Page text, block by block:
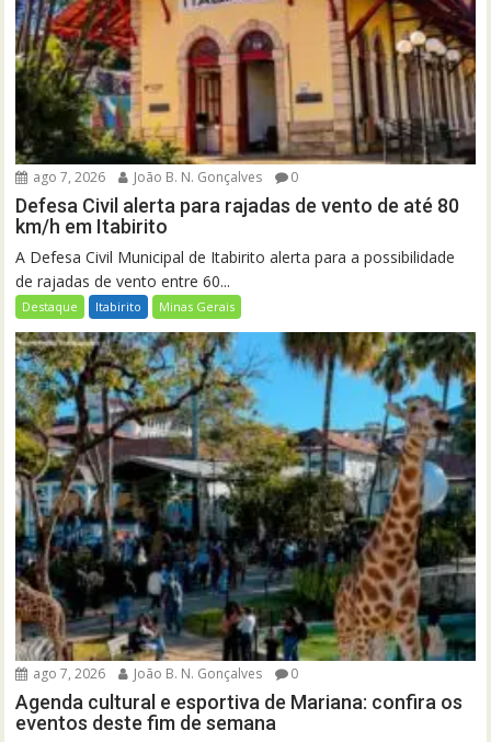
ago 7, 2026 João B. N. Gonçalves 0
Defesa Civil alerta para rajadas de vento de até 80
km/h em Itabirito
A Defesa Civil Municipal de Itabirito alerta para a possibilidade
de rajadas de vento entre 60...
Destaque Itabirito Minas Gerais
ago 7, 2026 João B. N. Gonçalves 0
Agenda cultural e esportiva de Mariana: confira os
eventos deste fim de semana